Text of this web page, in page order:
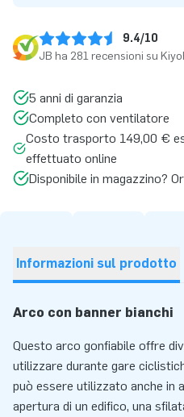
9.4/10
JB ha 281 recensioni su
5 anni di garanzia
Completo con ventilatore
Costo trasporto 149,00 €
effettuato online
Disponibile in magazzino?
Informazioni sul prodotto
Arco con banner bianchi
Questo arco gonfiabile offre
utilizzare durante gare
può essere utilizzato anche in
apertura di un edifico, una